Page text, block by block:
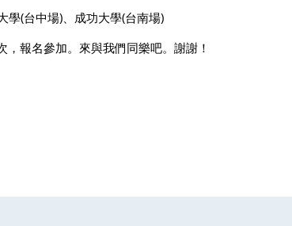
學(台中場)、成功大學(台南場)
報名參加。來與我們同樂吧。謝謝！